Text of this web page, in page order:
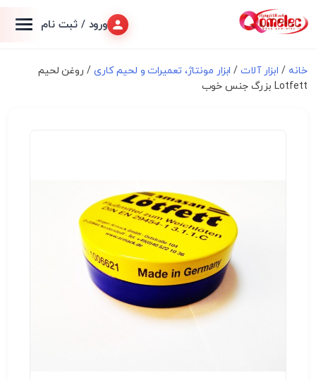
ورود / ثبت نام
خانه / ابزار آلات/ ابزار مونتاژ، تعميرات و لحیم کاری/ روغن لحیم
Lotfett بزرگ جنس خوب